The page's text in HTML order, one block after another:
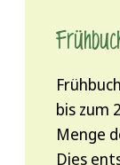
bis zum
Menge
Dies